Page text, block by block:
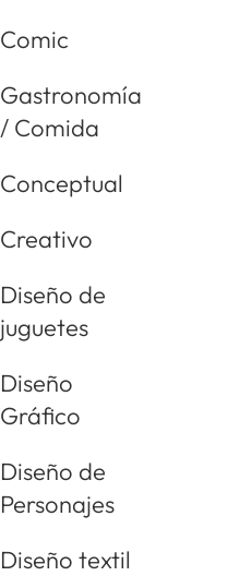
Comic
Gastronomía
/ Comida
Conceptual
Creativo
Diseño de
juguetes
Diseño
Gráfico
Diseño de
Personajes
Diseño textil